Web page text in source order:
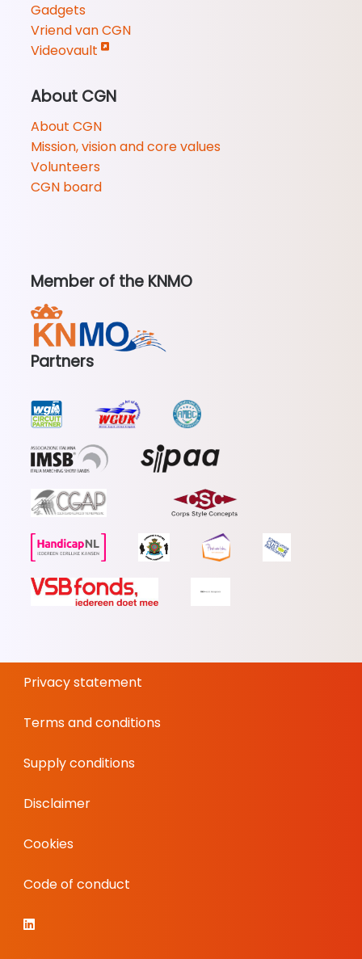
Gadgets
Vriend van CGN
Videovault
About CGN
About CGN
Mission, vision and core values
Volunteers
CGN board
Member of the KNMO
Partners
Privacy statement
Terms and conditions
Supply conditions
Disclaimer
Cookies
Code of conduct